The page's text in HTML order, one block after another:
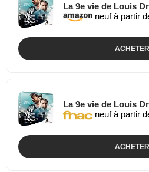
La 9e vie de Louis
neuf à partir
ACHETER
La 9e vie de Louis
neuf à partir
ACHETER